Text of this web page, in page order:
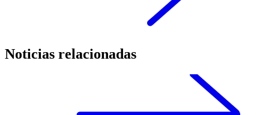
Noticias relacionadas